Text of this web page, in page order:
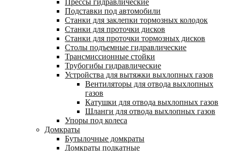
Прессы гидравлические
Подставки под автомобили
Станки для заклепки тормозных колодок
Станки для проточки дисков
Станки для проточки тормозных дисков
Столы подъемные гидравлические
Трансмиссионные стойки
Трубогибы гидравлические
Устройства для вытяжки выхлопных газов
Вентиляторы для отвода выхлопных
газов
Катушки для отвода выхлопных газов
Шланги для отвода выхлопных газов
Упоры под колеса
Домкраты
Бутылочные домкраты
Домкраты подкатные